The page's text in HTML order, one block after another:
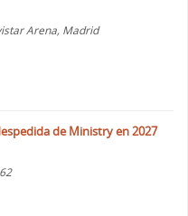
Arena, Madrid
de Ministry en 2027